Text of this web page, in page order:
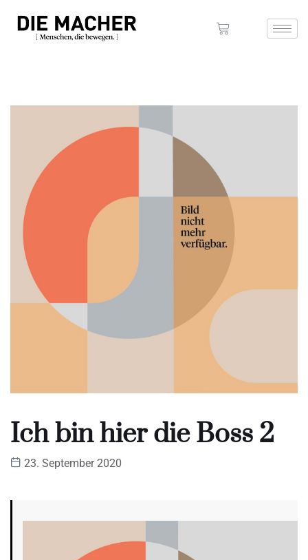
Ich bin hier die Boss 2
23. September 2020